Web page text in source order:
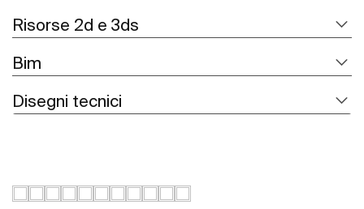
Risorse 2d e 3ds
Bim
Disegni tecnici